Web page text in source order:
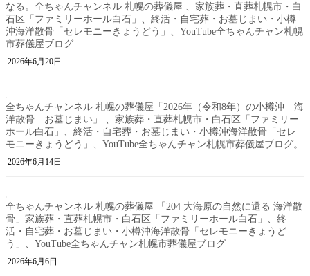
なる。全ちゃんチャンネル 札幌の葬儀屋 、家族葬・直葬札幌市・白
石区「ファミリーホール白石」、終活・自宅葬・お墓じまい・小樽
沖海洋散骨「セレモニーきょうどう」、YouTube全ちゃんチャン札幌
市葬儀屋ブログ
2026年6月20日
全ちゃんチャンネル 札幌の葬儀屋「2026年（令和8年）の小樽沖 海
洋散骨 お墓じまい」 、家族葬・直葬札幌市・白石区「ファミリー
ホール白石」、終活・自宅葬・お墓じまい・小樽沖海洋散骨「セレ
モニーきょうどう」、YouTube全ちゃんチャン札幌市葬儀屋ブログ。
2026年6月14日
全ちゃんチャンネル 札幌の葬儀屋 「204 大海原の自然に還る 海洋散
骨」家族葬・直葬札幌市・白石区「ファミリーホール白石」、終
活・自宅葬・お墓じまい・小樽沖海洋散骨「セレモニーきょうど
う」、YouTube全ちゃんチャン札幌市葬儀屋ブログ
2026年6月6日